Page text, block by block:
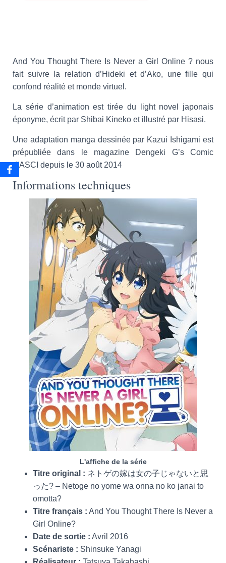
And You Thought There Is Never a Girl Online ? nous
fait suivre la relation d’Hideki et d’Ako, une fille qui
confond réalité et monde virtuel.
La série d’animation est tirée du light novel japonais
éponyme, écrit par Shibai Kineko et illustré par Hisasi.
Une adaptation manga dessinée par Kazui Ishigami est
prépubliée dans le magazine Dengeki G’s Comic
d’ASCI depuis le 30 août 2014
Informations techniques
L'affiche de la série
Titre original : ネトゲの嫁は女の子じゃないと思
った? – Netoge no yome wa onna no ko janai to
omotta?
Titre français : And You Thought There Is Never a
Girl Online?
Date de sortie : Avril 2016
Scénariste : Shinsuke Yanagi